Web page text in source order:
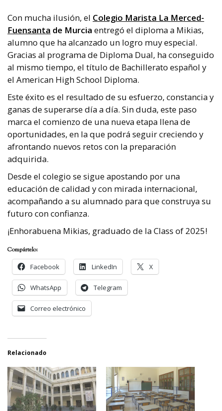
Con mucha ilusión, el Colegio Marista La Merced-
Fuensanta de Murcia entregó el diploma a Mikias,
alumno que ha alcanzado un logro muy especial.
Gracias al programa de Diploma Dual, ha conseguido
al mismo tiempo, el título de Bachillerato español y
el American High School Diploma.
Este éxito es el resultado de su esfuerzo, constancia y
ganas de superarse día a día. Sin duda, este paso
marca el comienzo de una nueva etapa llena de
oportunidades, en la que podrá seguir creciendo y
afrontando nuevos retos con la preparación
adquirida.
Desde el colegio se sigue apostando por una
educación de calidad y con mirada internacional,
acompañando a su alumnado para que construya su
futuro con confianza.
¡Enhorabuena Mikias, graduado de la Class of 2025!
Compártelo:
Facebook
LinkedIn X
WhatsApp Telegram
Correo electrónico
Relacionado